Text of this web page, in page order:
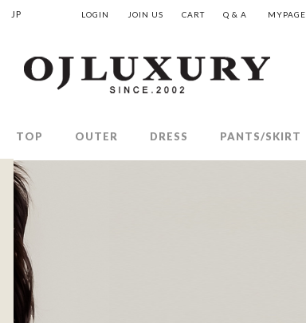
JP LOGIN JOIN US CART Q & A MYPAGE
TOP OUTER DRESS PANTS/SKIRT